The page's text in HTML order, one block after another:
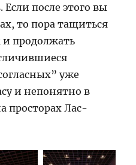
после этого вы
то пора тащиться
продолжать
уже
и непонятно в
просторах Лас-